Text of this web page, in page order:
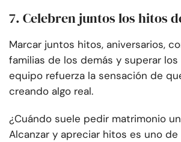
7. Celebren juntos los hitos
Marcar juntos hitos, aniversarios,
familias de los demás y superar
equipo refuerza la sensación de
creando algo real.
¿Cuándo suele pedir matrimonio
Alcanzar y apreciar hitos es uno